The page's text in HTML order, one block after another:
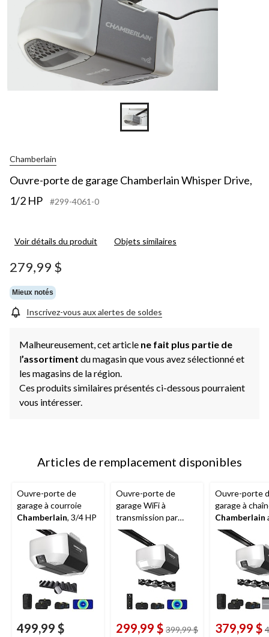
Chamberlain
Ouvre-porte de garage Chamberlain Whisper Drive,
1/2 HP
#299-4061-0
Voir détails du produit Objets similaires
279,99 $
Mieux notés
Inscrivez-vous aux alertes de soldes
Malheureusement, cet article ne fait plus partie de
l’assortiment du magasin que vous avez sélectionné et
les magasins de la région.
Ces produits similaires présentés ci-dessous pourraient
vous intéresser.
Articles de remplacement disponibles
Ouvre-porte de
garage à courroie
Chamberlain, 3/4 HP
499,99 $
Ouvre-porte de
garage WiFi à
transmission par
chaîne de 1/2 HP
Chamberlain
299,99 $ 399,99 $prix
Ouvre-porte
garage à
Chamberlain
batterie de
3/4 HP
379,99 $